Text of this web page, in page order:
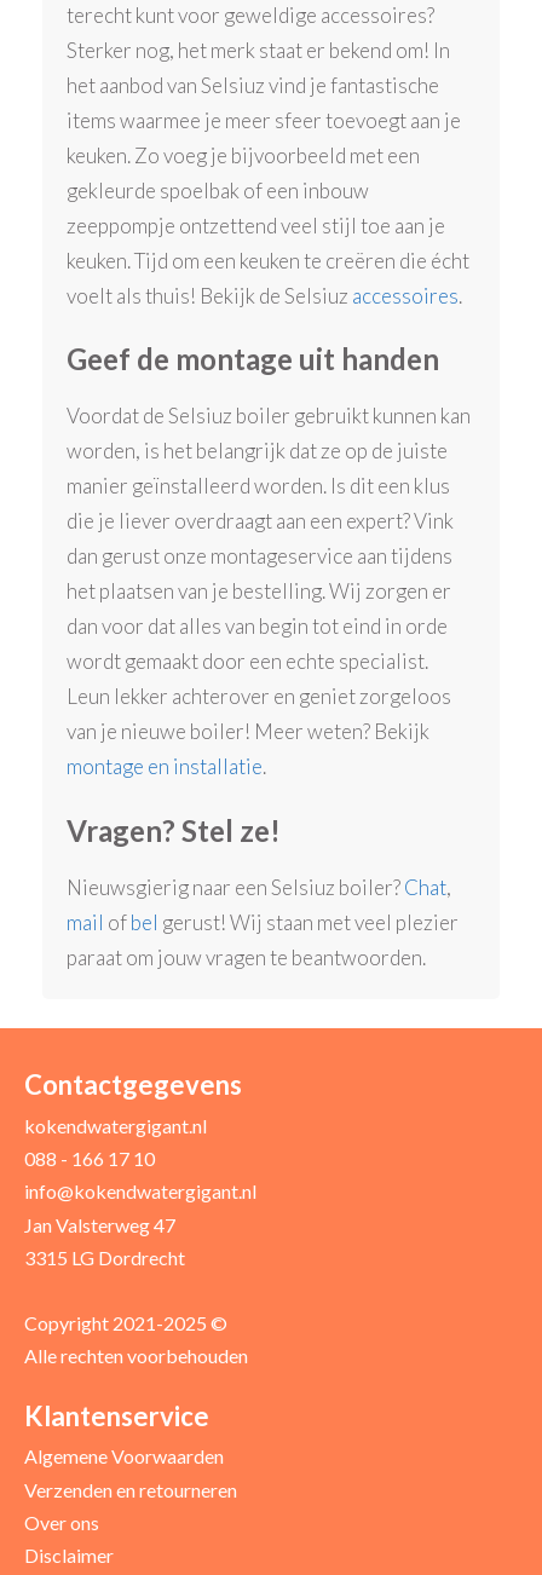
terecht kunt voor geweldige accessoires?
Sterker nog, het merk staat er bekend om! In
het aanbod van Selsiuz vind je fantastische
items waarmee je meer sfeer toevoegt aan je
keuken. Zo voeg je bijvoorbeeld met een
gekleurde spoelbak of een inbouw
zeeppompje ontzettend veel stijl toe aan je
keuken. Tijd om een keuken te creëren die écht
voelt als thuis! Bekijk de Selsiuz accessoires.
Geef de montage uit handen
Voordat de Selsiuz boiler gebruikt kunnen kan
worden, is het belangrijk dat ze op de juiste
manier geïnstalleerd worden. Is dit een klus
die je liever overdraagt aan een expert? Vink
dan gerust onze montageservice aan tijdens
het plaatsen van je bestelling. Wij zorgen er
dan voor dat alles van begin tot eind in orde
wordt gemaakt door een echte specialist.
Leun lekker achterover en geniet zorgeloos
van je nieuwe boiler! Meer weten? Bekijk
montage en installatie.
Vragen? Stel ze!
Nieuwsgierig naar een Selsiuz boiler?Chat,
mail ofbel gerust! Wij staan met veel plezier
paraat om jouw vragen te beantwoorden.
Contactgegevens
kokendwatergigant.nl
088 - 166 17 10
info@kokendwatergigant.nl
Jan Valsterweg 47
3315 LG Dordrecht
Copyright 2021-2025 ©
Alle rechten voorbehouden
Klantenservice
Algemene Voorwaarden
Verzenden en retourneren
Over ons
Disclaimer